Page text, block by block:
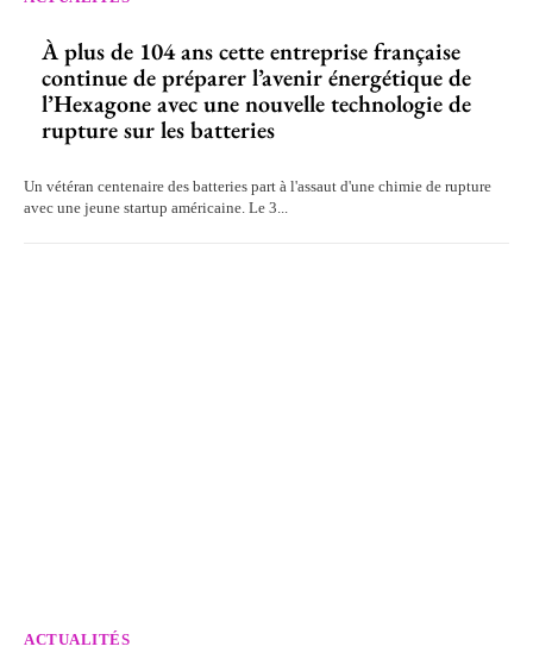
À plus de 104 ans cette entreprise française
continue de préparer l’avenir énergétique de
l’Hexagone avec une nouvelle technologie de
rupture sur les batteries
Un vétéran centenaire des batteries part à l'assaut d'une chimie de rupture
avec une jeune startup américaine. Le 3...
ACTUALITÉS